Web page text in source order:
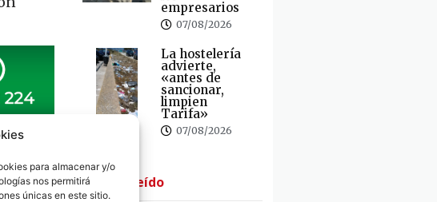
para almacenar y/o
nos permitirá
únicas en este sitio.
empresarios
07/08/2026
La hostelería
advierte,
«antes de
sancionar,
limpien
Tarifa»
07/08/2026
· Lo + Leído